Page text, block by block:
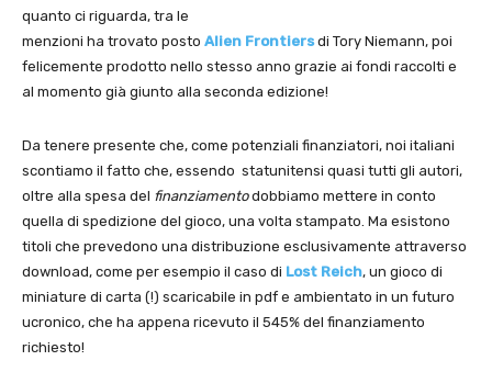
quanto ci riguarda, tra le
menzioni ha trovato posto Alien Frontiersdi Tory Niemann, poi
felicemente prodotto nello stesso anno grazie ai fondi raccolti e
al momento già giunto alla seconda edizione!
Da tenere presente che, come potenziali finanziatori, noi italiani
scontiamo il fatto che, essendo statunitensi quasi tutti gli autori,
oltre alla spesa del finanziamentodobbiamo mettere in conto
quella di spedizione del gioco, una volta stampato. Ma esistono
titoli che prevedono una distribuzione esclusivamente attraverso
download, come per esempio il caso di Lost Reich, un gioco di
miniature di carta (!) scaricabile in pdf e ambientato in un futuro
ucronico, che ha appena ricevuto il 545% del finanziamento
richiesto!